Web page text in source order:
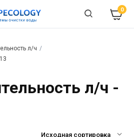
0
л/ч
л/ч -